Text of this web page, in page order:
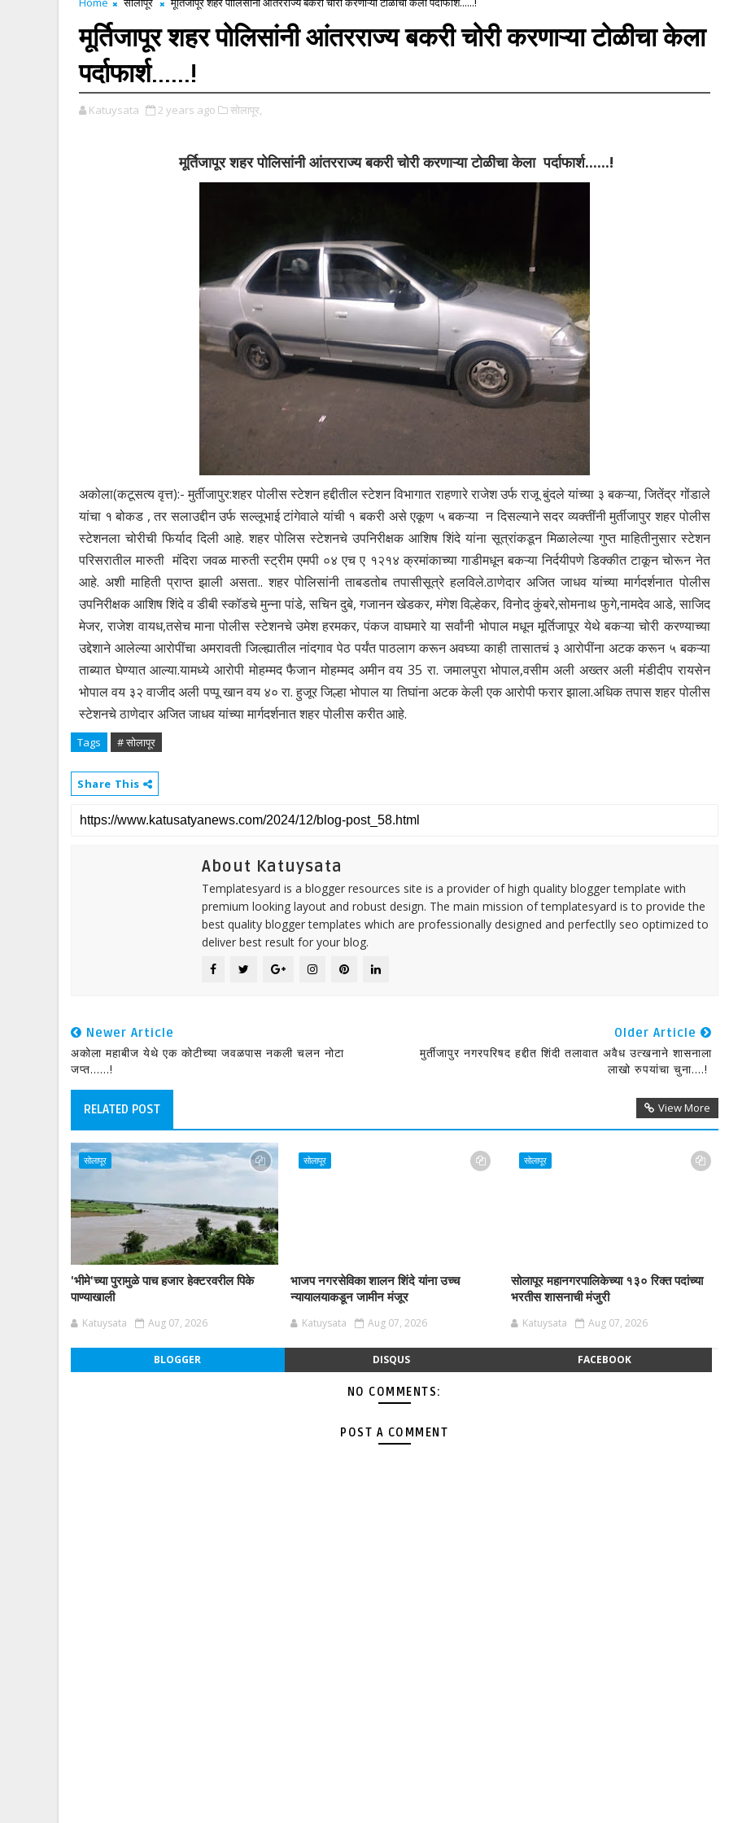
मूर्तिजापूर शहर पोलिसांनी आंतरराज्य बकरी चोरी करणाऱ्या टोळीचा केला
पर्दाफार्श......!
Katuysata 2 years ago सोलापूर,
मूर्तिजापूर शहर पोलिसांनी आंतरराज्य बकरी चोरी करणाऱ्या टोळीचा केला पर्दाफार्श......!
अकोला(कटूसत्य वृत्त):- मुर्तीजापुर:शहर पोलीस स्टेशन हद्दीतील स्टेशन विभागात राहणारे राजेश उर्फ राजू बुंदले यांच्या ३ बकऱ्या, जितेंद्र गोंडाले
यांचा १ बोकड , तर सलाउद्दीन उर्फ सल्लूभाई टांगेवाले यांची १ बकरी असे एकूण ५ बकऱ्या न दिसल्याने सदर व्यक्तींनी मुर्तीजापुर शहर पोलीस
स्टेशनला चोरीची फिर्याद दिली आहे. शहर पोलिस स्टेशनचे उपनिरीक्षक आशिष शिंदे यांना सूत्रांकडून मिळालेल्या गुप्त माहितीनुसार स्टेशन
परिसरातील मारुती मंदिरा जवळ मारुती स्ट्रीम एमपी ०४ एच ए १२१४ क्रमांकाच्या गाडीमधून बकऱ्या निर्दयीपणे डिक्कीत टाकून चोरून नेत
आहे. अशी माहिती प्राप्त झाली असता.. शहर पोलिसांनी ताबडतोब तपासीसूत्रे हलविले.ठाणेदार अजित जाधव यांच्या मार्गदर्शनात पोलीस
उपनिरीक्षक आशिष शिंदे व डीबी स्कॉडचे मुन्ना पांडे, सचिन दुबे, गजानन खेडकर, मंगेश विल्हेकर, विनोद कुंबरे,सोमनाथ फुगे,नामदेव आडे, साजिद
मेजर, राजेश वायध,तसेच माना पोलीस स्टेशनचे उमेश हरमकर, पंकज वाघमारे या सर्वांनी भोपाल मधून मूर्तिजापूर येथे बकऱ्या चोरी करण्याच्या
उद्देशाने आलेल्या आरोपींचा अमरावती जिल्ह्यातील नांदगाव पेठ पर्यंत पाठलाग करून अवघ्या काही तासातचं ३ आरोपींना अटक करून ५ बकऱ्या
ताब्यात घेण्यात आल्या.यामध्ये आरोपी मोहम्मद फैजान मोहम्मद अमीन वय 35 रा. जमालपुरा भोपाल,वसीम अली अख्तर अली मंडीदीप रायसेन
भोपाल वय ३२ वाजीद अली पप्पू खान वय ४० रा. हुजूर जिल्हा भोपाल या तिघांना अटक केली एक आरोपी फरार झाला.अधिक तपास शहर पोलीस
स्टेशनचे ठाणेदार अजित जाधव यांच्या मार्गदर्शनात शहर पोलीस करीत आहे.
Tags # सोलापूर
Share This
About Katuysata
Templatesyard is a blogger resources site is a provider of high quality blogger template with
premium looking layout and robust design. The main mission of templatesyard is to provide the
best quality blogger templates which are professionally designed and perfectlly seo optimized to
deliver best result for your blog.
Newer Article
अकोला महाबीज येथे एक कोटीच्या जवळपास नकली चलन नोटा
जप्त......!
Older Article
मुर्तीजापुर नगरपरिषद हद्दीत शिंदी तलावात अवैध उत्खनाने शासनाला
लाखो रुपयांचा चुना....! ‌
RELATED POST View More
सोलापूर
'भीमे'च्या पुरामुळे पाच हजार हेक्टरवरील पिके
पाण्याखाली
Katuysata Aug 07, 2026
सोलापूर
भाजप नगरसेविका शालन शिंदे यांना उच्च
न्यायालयाकडून जामीन मंजूर
Katuysata Aug 07, 2026
सोलापूर
सोलापूर महानगरपालिकेच्या १३० रिक्त पदांच्या
भरतीस शासनाची मंजुरी
Katuysata Aug 07, 2026
BLOGGER DISQUS FACEBOOK
NO COMMENTS:
POST A COMMENT